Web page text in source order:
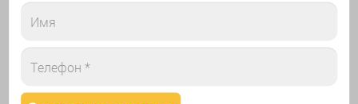
Надутие шаров гелием